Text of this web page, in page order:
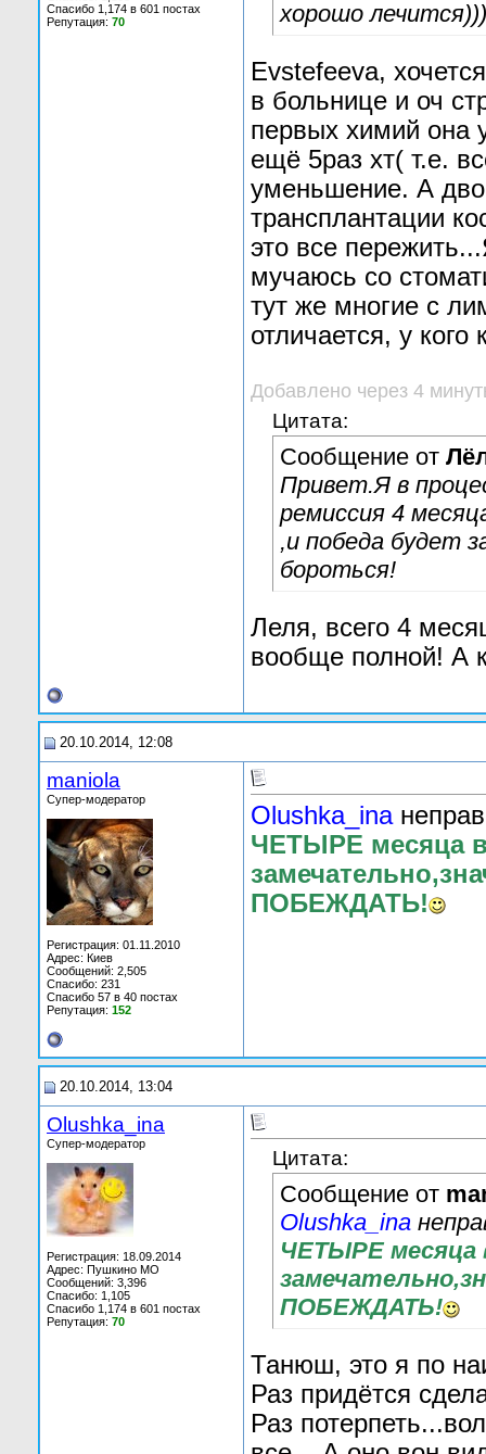
Спасибо 1,174 в 601 постах
Репутация: 70
хорошо лечится)))
Evstefeeva,
в больнице и оч
первых химий она
ещё 5раз хт( т.е.
уменьшение. А
трансплантации
это все
мучаюсь со
тут же многие с
отличается, у кого
Добавлено через 4
Цитата:
Сообщение от
Привет.Я в
ремиссия 4
,и победа будет
бороться!
Леля, всего 4
вообще полной! А
20.10.2014, 12:08
maniola
Супер-модератор
Регистрация: 01.11.2010
Адрес: Киев
Сообщений: 2,505
Спасибо: 231
Спасибо 57 в 40 постах
Репутация: 152
Olushka_ina
ЧЕТЫРЕ месяца
ПОБЕЖДАТЬ!
20.10.2014, 13:04
Olushka_ina
Супер-модератор
Регистрация: 18.09.2014
Адрес: Пушкино МО
Сообщений: 3,396
Спасибо: 1,105
Спасибо 1,174 в 601 постах
Репутация: 70
Цитата:
Сообщение от
Olushka_ina
ЧЕТЫРЕ месяца
ПОБЕЖДАТЬ!
Танюш, это я по
Раз придётся
Раз